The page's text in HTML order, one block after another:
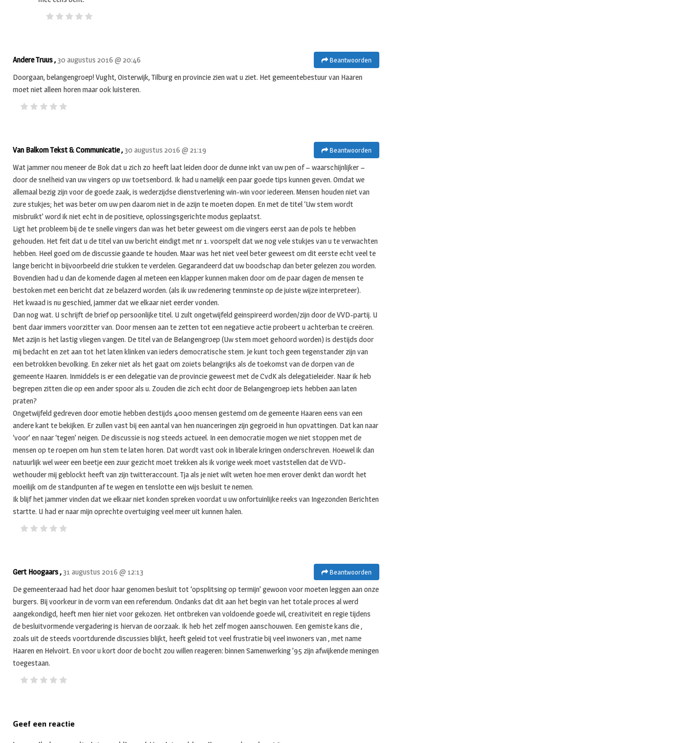
Beantwoorden
Andere Truus , 30 augustus 2016 @ 20:46
Doorgaan, belangengroep! Vught, Oisterwijk, Tilburg en provincie zien wat u ziet. Het gemeentebestuur van Haaren
moet niet alleen horen maar ook luisteren.
Beantwoorden
Van Balkom Tekst & Communicatie , 30 augustus 2016 @ 21:19
Wat jammer nou meneer de Bok dat u zich zo heeft laat leiden door de dunne inkt van uw pen of – waarschijnlijker –
door de snelheid van uw vingers op uw toetsenbord. Ik had u namelijk een paar goede tips kunnen geven. Omdat we
allemaal bezig zijn voor de goede zaak, is wederzijdse dienstverlening win-win voor iedereen. Mensen houden niet van
zure stukjes; het was beter om uw pen daarom niet in de azijn te moeten dopen. En met de titel ‘Uw stem wordt
misbruikt’ word ik niet echt in de positieve, oplossingsgerichte modus geplaatst.
Ligt het probleem bij de te snelle vingers dan was het beter geweest om die vingers eerst aan de pols te hebben
gehouden. Het feit dat u de titel van uw bericht eindigt met nr 1. voorspelt dat we nog vele stukjes van u te verwachten
hebben. Heel goed om de discussie gaande te houden. Maar was het niet veel beter geweest om dit eerste echt veel te
lange bericht in bijvoorbeeld drie stukken te verdelen. Gegarandeerd dat uw boodschap dan beter gelezen zou worden.
Bovendien had u dan de komende dagen al meteen een klapper kunnen maken door om de paar dagen de mensen te
bestoken met een bericht dat ze belazerd worden. (als ik uw redenering tenminste op de juiste wijze interpreteer).
Het kwaad is nu geschied, jammer dat we elkaar niet eerder vonden.
Dan nog wat. U schrijft de brief op persoonlijke titel. U zult ongetwijfeld geinspireerd worden/zijn door de VVD-partij. U
bent daar immers voorzitter van. Door mensen aan te zetten tot een negatieve actie probeert u achterban te creëren.
Met azijn is het lastig vliegen vangen. De titel van de Belangengroep (Uw stem moet gehoord worden) is destijds door
mij bedacht en zet aan tot het laten klinken van ieders democratische stem. Je kunt toch geen tegenstander zijn van
een betrokken bevolking. En zeker niet als het gaat om zoiets belangrijks als de toekomst van de dorpen van de
gemeente Haaren. Inmiddels is er een delegatie van de provincie geweest met de CvdK als delegatieleider. Naar ik heb
begrepen zitten die op een ander spoor als u. Zouden die zich echt door de Belangengroep iets hebben aan laten
praten?
Ongetwijfeld gedreven door emotie hebben destijds 4000 mensen gestemd om de gemeente Haaren eens van een
andere kant te bekijken. Er zullen vast bij een aantal van hen nuanceringen zijn gegroeid in hun opvattingen. Dat kan naar
‘voor’ en naar ‘tegen’ neigen. De discussie is nog steeds actueel. In een democratie mogen we niet stoppen met de
mensen op te roepen om hun stem te laten horen. Dat wordt vast ook in liberale kringen onderschreven. Hoewel ik dan
natuurlijk wel weer een beetje een zuur gezicht moet trekken als ik vorige week moet vaststellen dat de VVD-
wethouder mij geblockt heeft van zijn twitteraccount. Tja als je niet wilt weten hoe men erover denkt dan wordt het
moeilijk om de standpunten af te wegen en tenslotte een wijs besluit te nemen.
Ik blijf het jammer vinden dat we elkaar niet konden spreken voordat u uw onfortuinlijke reeks van Ingezonden Berichten
startte. U had er naar mijn oprechte overtuiging veel meer uit kunnen halen.
Beantwoorden
Gert Hoogaars , 31 augustus 2016 @ 12:13
De gemeenteraad had het door haar genomen besluit tot ‘opsplitsing op termijn’ gewoon voor moeten leggen aan onze
burgers. Bij voorkeur in de vorm van een referendum. Ondanks dat dit aan het begin van het totale proces al werd
aangekondigd, heeft men hier niet voor gekozen. Het ontbreken van voldoende goede wil, creativiteit en regie tijdens
de besluitvormende vergadering is hiervan de oorzaak. Ik heb het zelf mogen aanschouwen. Een gemiste kans die ,
zoals uit de steeds voortdurende discussies blijkt, heeft geleid tot veel frustratie bij veel inwoners van , met name
Haaren en Helvoirt. En voor u kort door de bocht zou willen reageren: binnen Samenwerking ’95 zijn afwijkende meningen
toegestaan.
Geef een reactie